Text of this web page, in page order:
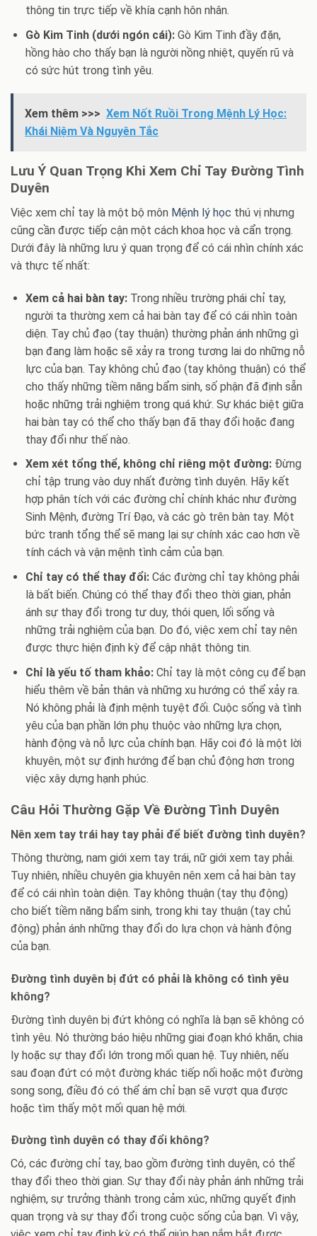
thông tin trực tiếp về khía cạnh hôn nhân.
Gò Kim Tinh (dưới ngón cái):Gò Kim Tinh đầy đặn,
hồng hào cho thấy bạn là người nồng nhiệt, quyến rũ và
có sức hút trong tình yêu.
Xem thêm >>> Xem Nốt Ruồi Trong Mệnh Lý Học:
Khái Niệm Và Nguyên Tắc
Lưu Ý Quan Trọng Khi Xem Chỉ Tay Đường Tình
Duyên
Việc xem chỉ tay là một bộ môn Mệnh lý học thú vị nhưng
cũng cần được tiếp cận một cách khoa học và cẩn trọng.
Dưới đây là những lưu ý quan trọng để có cái nhìn chính xác
và thực tế nhất:
Xem cả hai bàn tay:Trong nhiều trường phái chỉ tay,
người ta thường xem cả hai bàn tay để có cái nhìn toàn
diện. Tay chủ đạo (tay thuận) thường phản ánh những gì
bạn đang làm hoặc sẽ xảy ra trong tương lai do những nỗ
lực của bạn. Tay không chủ đạo (tay không thuận) có thể
cho thấy những tiềm năng bẩm sinh, số phận đã định sẵn
hoặc những trải nghiệm trong quá khứ. Sự khác biệt giữa
hai bàn tay có thể cho thấy bạn đã thay đổi hoặc đang
thay đổi như thế nào.
Xem xét tổng thể, không chỉ riêng một đường:Đừng
chỉ tập trung vào duy nhất đường tình duyên. Hãy kết
hợp phân tích với các đường chỉ chính khác như đường
Sinh Mệnh, đường Trí Đạo, và các gò trên bàn tay. Một
bức tranh tổng thể sẽ mang lại sự chính xác cao hơn về
tính cách và vận mệnh tình cảm của bạn.
Chỉ tay có thể thay đổi:Các đường chỉ tay không phải
là bất biến. Chúng có thể thay đổi theo thời gian, phản
ánh sự thay đổi trong tư duy, thói quen, lối sống và
những trải nghiệm của bạn. Do đó, việc xem chỉ tay nên
được thực hiện định kỳ để cập nhật thông tin.
Chỉ là yếu tố tham khảo:Chỉ tay là một công cụ để bạn
hiểu thêm về bản thân và những xu hướng có thể xảy ra.
Nó không phải là định mệnh tuyệt đối. Cuộc sống và tình
yêu của bạn phần lớn phụ thuộc vào những lựa chọn,
hành động và nỗ lực của chính bạn. Hãy coi đó là một lời
khuyên, một sự định hướng để bạn chủ động hơn trong
việc xây dựng hạnh phúc.
Câu Hỏi Thường Gặp Về Đường Tình Duyên
Nên xem tay trái hay tay phải để biết đường tình duyên?
Thông thường, nam giới xem tay trái, nữ giới xem tay phải.
Tuy nhiên, nhiều chuyên gia khuyên nên xem cả hai bàn tay
để có cái nhìn toàn diện. Tay không thuận (tay thụ động)
cho biết tiềm năng bẩm sinh, trong khi tay thuận (tay chủ
động) phản ánh những thay đổi do lựa chọn và hành động
của bạn.
Đường tình duyên bị đứt có phải là không có tình yêu
không?
Đường tình duyên bị đứt không có nghĩa là bạn sẽ không có
tình yêu. Nó thường báo hiệu những giai đoạn khó khăn, chia
ly hoặc sự thay đổi lớn trong mối quan hệ. Tuy nhiên, nếu
sau đoạn đứt có một đường khác tiếp nối hoặc một đường
song song, điều đó có thể ám chỉ bạn sẽ vượt qua được
hoặc tìm thấy một mối quan hệ mới.
Đường tình duyên có thay đổi không?
Có, các đường chỉ tay, bao gồm đường tình duyên, có thể
thay đổi theo thời gian. Sự thay đổi này phản ánh những trải
nghiệm, sự trưởng thành trong cảm xúc, những quyết định
quan trọng và sự thay đổi trong cuộc sống của bạn. Vì vậy,